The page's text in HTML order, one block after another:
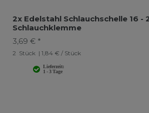
2x Edelstahl Schlauchschelle 16 -
Schlauchklemme
3,69 € *
2 Stück | 1,84 € / Stück